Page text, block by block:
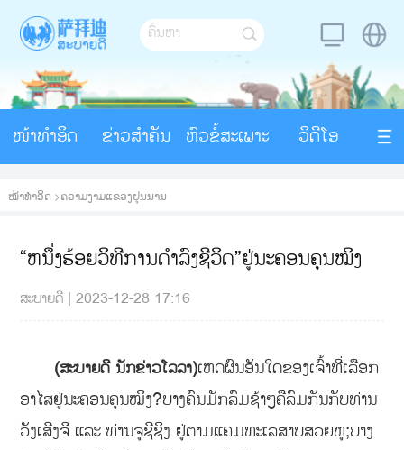
ໜ້າທຳອິດ ຂ່າວສຳຄັນ ຫົວຂໍ້ສະເພາະ ວິດີໂອ
ໜ້າທຳອິດ >ຄວາມງາມແຂວງຢຸນນານ
“ຫນຶ່ງຮ້ອຍວິທີການດໍາລົງຊີວິດ”ຢູ່ນະຄອນຄຸນໝິງ
ສະບາຍດີ |2023-12-28 17:16
(ສະບາຍດີ ນັກຂ່າວໂລລາ)ເຫດຜົນອັນໃດຂອງເຈົ້າທີ່ເລືອກ
ອາໄສຢູ່ນະຄອນຄຸນໝິງ?ບາງຄົນມັກລົມຊ້າໆຄືລົມກັນກັບທ່ານ
ວັງເສີງຈີ ແລະ ທ່ານຈູຊີຊິງ ຢູ່ຕາມແຄມທະເລສາບສວຍຫູ;ບາງ